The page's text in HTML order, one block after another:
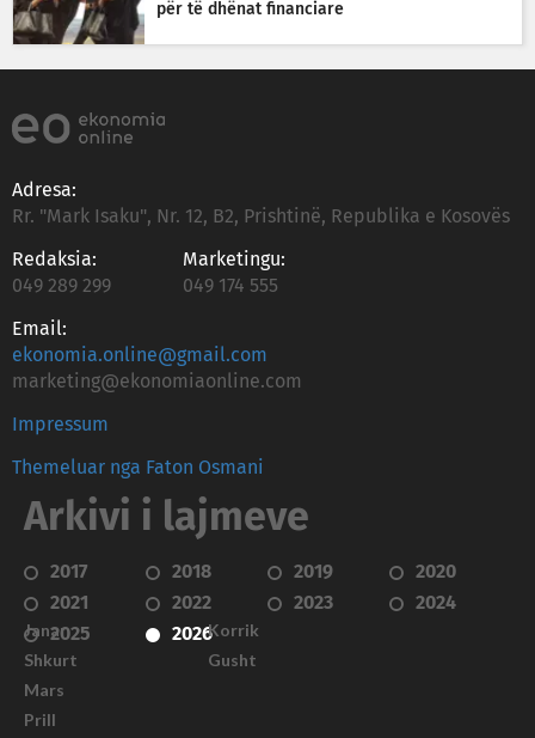
për të dhënat financiare
Adresa:
Rr. "Mark Isaku", Nr. 12, B2, Prishtinë, Republika e Kosovës
Redaksia:
049 289 299
Marketingu:
049 174 555
Email:
ekonomia.online@gmail.com
marketing@ekonomiaonline.com
Impressum
Themeluar nga Faton Osmani
Arkivi i lajmeve
2017 2018 2019
2020
2021
2022 2023
2024
2025
2026
Janar
Shkurt
Mars
Prill
Korrik
Gusht